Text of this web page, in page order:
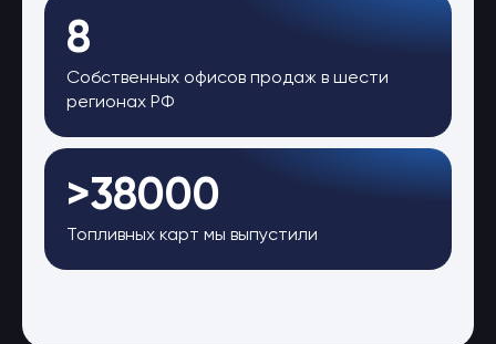
8
Собственных офисов продаж в шести
регионах РФ
>38000
Топливных карт мы выпустили